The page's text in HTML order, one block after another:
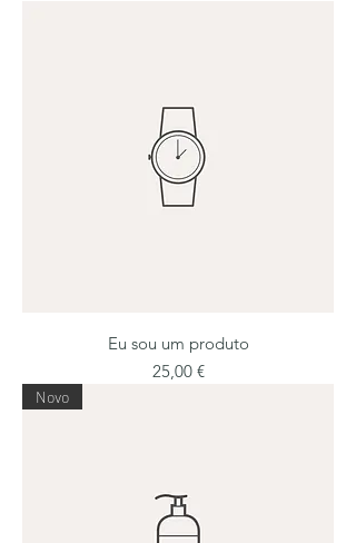
Eu sou um produto
Preço
25,00 €
Novo